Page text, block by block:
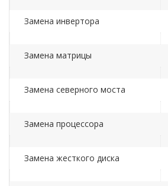
Замена инвертора
Замена матрицы
Замена северного моста
Замена процессора
Замена жесткого диска